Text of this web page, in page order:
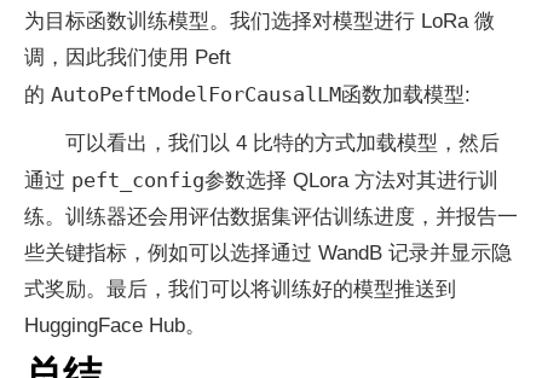
为目标函数训练模型。我们选择对模型进行 LoRa 微
调，因此我们使用 Peft
的 AutoPeftModelForCausalLM函数加载模型:
可以看出，我们以 4 比特的方式加载模型，然后
通过 peft_config参数选择 QLora 方法对其进行训
练。训练器还会用评估数据集评估训练进度，并报告一
些关键指标，例如可以选择通过 WandB 记录并显示隐
式奖励。最后，我们可以将训练好的模型推送到
HuggingFace Hub。